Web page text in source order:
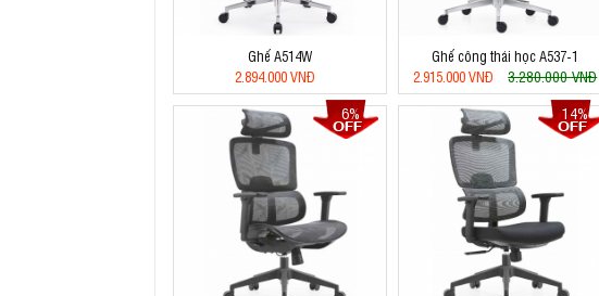
Ghế A514W
2.894.000 VNĐ
Ghế công thái học A537-1
2.915.000 VNĐ
3.280.000 VNĐ
6%
14%